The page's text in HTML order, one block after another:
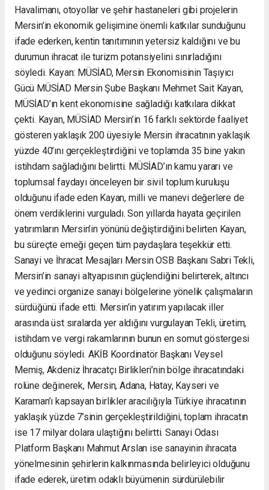
Havalimanı, otoyollar ve şehir hastaneleri gibi projelerin
Mersin’in ekonomik gelişimine önemli katkılar sunduğunu
ifade ederken, kentin tanıtımının yetersiz kaldığını ve bu
durumun ihracat ile turizm potansiyelini sınırladığını
söyledi. Kayan: MÜSİAD, Mersin Ekonomisinin Taşıyıcı
Gücü MÜSİAD Mersin Şube Başkanı Mehmet Sait Kayan,
MÜSİAD’ın kent ekonomisine sağladığı katkılara dikkat
çekti. Kayan, MÜSİAD Mersin’in 16 farklı sektörde faaliyet
gösteren yaklaşık 200 üyesiyle Mersin ihracatının yaklaşık
yüzde 40’ını gerçekleştirdiğini ve toplamda 35 bine yakın
istihdam sağladığını belirtti. MÜSİAD’ın kamu yararı ve
toplumsal faydayı önceleyen bir sivil toplum kuruluşu
olduğunu ifade eden Kayan, milli ve manevi değerlere de
önem verdiklerini vurguladı. Son yıllarda hayata geçirilen
yatırımların Mersin’in yönünü değiştirdiğini belirten Kayan,
bu süreçte emeği geçen tüm paydaşlara teşekkür etti.
Sanayi ve İhracat Mesajları Mersin OSB Başkanı Sabri Tekli,
Mersin’in sanayi altyapısının güçlendiğini belirterek, altıncı
ve yedinci organize sanayi bölgelerine yönelik çalışmaların
sürdüğünü ifade etti. Mersin’in yatırım yapılacak iller
arasında üst sıralarda yer aldığını vurgulayan Tekli, üretim,
istihdam ve vergi rakamlarının bunun en somut göstergesi
olduğunu söyledi. AKİB Koordinatör Başkanı Veysel
Memiş, Akdeniz İhracatçı Birlikleri’nin bölge ihracatındaki
rolüne değinerek, Mersin, Adana, Hatay, Kayseri ve
Karaman’ı kapsayan birlikler aracılığıyla Türkiye ihracatının
yaklaşık yüzde 7’sinin gerçekleştirildiğini, toplam ihracatın
ise 17 milyar dolara ulaştığını belirtti. Sanayi Odası
Platform Başkanı Mahmut Arslan ise sanayinin ihracata
yönelmesinin şehirlerin kalkınmasında belirleyici olduğunu
ifade ederek, üretim odaklı büyümenin sürdürülebilir